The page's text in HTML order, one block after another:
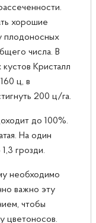
хорошие
плодоносных
числа. В
Кристалл
ц, в
200 ц/га.
до 100%.
На один
грозди.
необходимо
важно эту
чтобы
цветоносов.